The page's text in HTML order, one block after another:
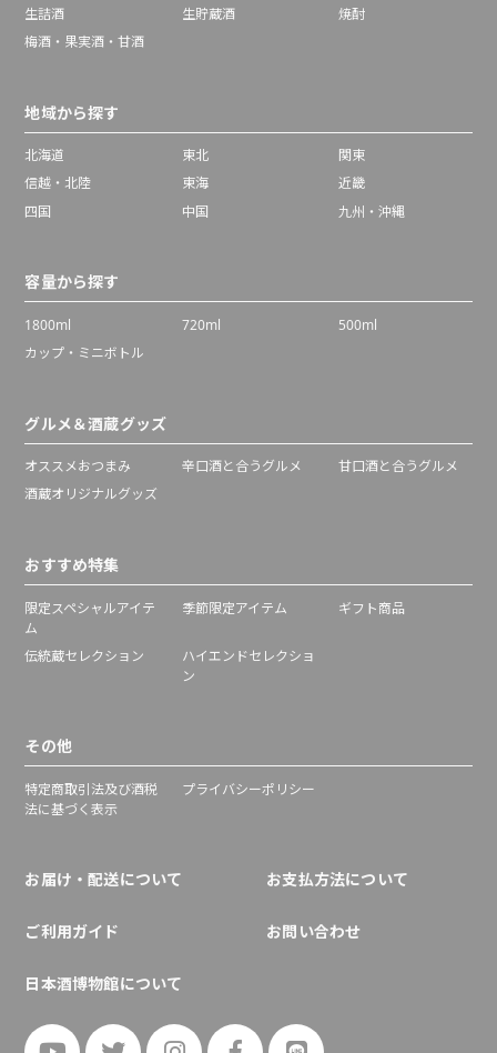
生詰酒 生貯蔵酒
焼酎
梅酒・果実酒・甘酒
地域から探す
北海道 東北
関東
信越・北陸
東海
近畿
四国
中国 九州・沖縄
容量から探す
1800ml 720ml
500ml
カップ・ミニボトル
グルメ＆酒蔵グッズ
オススメおつまみ 辛口酒と合うグルメ
甘口酒と合うグルメ
酒蔵オリジナルグッズ
おすすめ特集
限定スペシャルアイテ
ム
季節限定アイテム ギフト商品
伝統蔵セレクション
ハイエンドセレクショ
ン
その他
特定商取引法及び酒税
法に基づく表示
プライバシーポリシー
お届け・配送について お支払方法について
ご利用ガイド お問い合わせ
日本酒博物館について